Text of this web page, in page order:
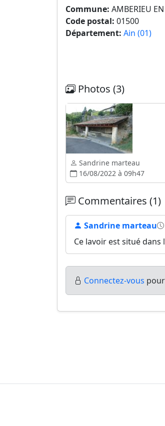
Commune: AMBERIEU
Code postal: 01500
Département: Ain (01)
Photos (3)
Sandrine marteau
16/08/2022 à 09h47
Commentaires (1)
Sandrine marteau
Ce lavoir est situé dans
Connectez-vous